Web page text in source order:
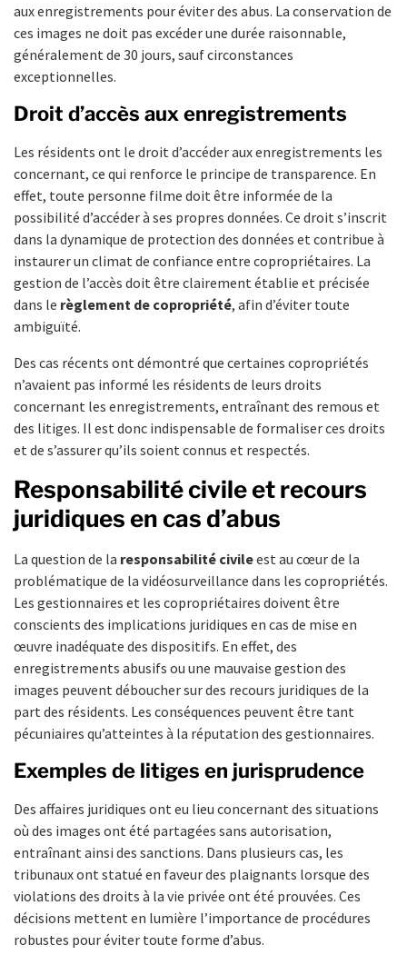
aux enregistrements pour éviter des abus. La conservation de
ces images ne doit pas excéder une durée raisonnable,
généralement de 30 jours, sauf circonstances
exceptionnelles.
Droit d’accès aux enregistrements
Les résidents ont le droit d’accéder aux enregistrements les
concernant, ce qui renforce le principe de transparence. En
effet, toute personne filme doit être informée de la
possibilité d’accéder à ses propres données. Ce droit s’inscrit
dans la dynamique de protection des données et contribue à
instaurer un climat de confiance entre copropriétaires. La
gestion de l’accès doit être clairement établie et précisée
dans le règlement de copropriété, afin d’éviter toute
ambiguïté.
Des cas récents ont démontré que certaines copropriétés
n’avaient pas informé les résidents de leurs droits
concernant les enregistrements, entraînant des remous et
des litiges. Il est donc indispensable de formaliser ces droits
et de s’assurer qu’ils soient connus et respectés.
Responsabilité civile et recours
juridiques en cas d’abus
La question de la responsabilité civileest au cœur de la
problématique de la vidéosurveillance dans les copropriétés.
Les gestionnaires et les copropriétaires doivent être
conscients des implications juridiques en cas de mise en
œuvre inadéquate des dispositifs. En effet, des
enregistrements abusifs ou une mauvaise gestion des
images peuvent déboucher sur des recours juridiques de la
part des résidents. Les conséquences peuvent être tant
pécuniaires qu’atteintes à la réputation des gestionnaires.
Exemples de litiges en jurisprudence
Des affaires juridiques ont eu lieu concernant des situations
où des images ont été partagées sans autorisation,
entraînant ainsi des sanctions. Dans plusieurs cas, les
tribunaux ont statué en faveur des plaignants lorsque des
violations des droits à la vie privée ont été prouvées. Ces
décisions mettent en lumière l’importance de procédures
robustes pour éviter toute forme d’abus.